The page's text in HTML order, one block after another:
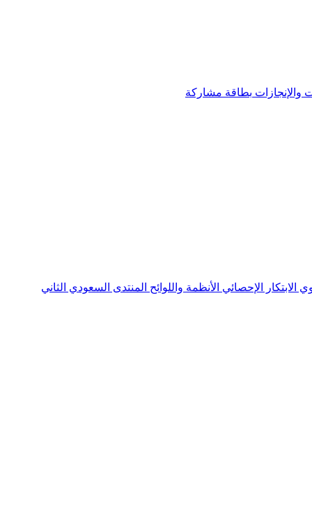
والإنجازات بطاقة مشاركة
الابتكار الإحصائي الأنظمة واللوائح المنتدى السعودي الثاني